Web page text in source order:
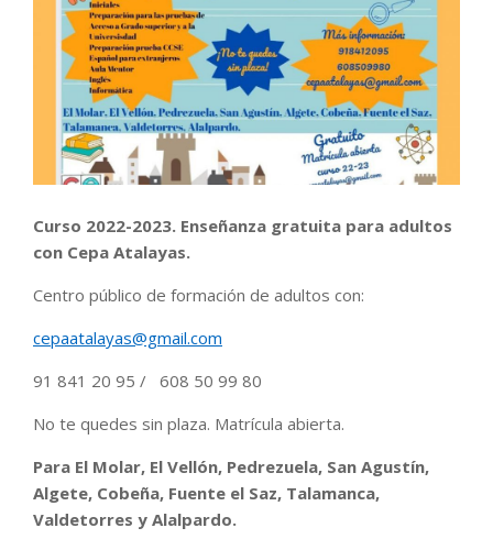
Curso 2022-2023. Enseñanza gratuita para adultos
con Cepa Atalayas.
Centro público de formación de adultos con:
cepaatalayas@gmail.com
91 841 20 95 / 608 50 99 80
No te quedes sin plaza. Matrícula abierta.
Para El Molar, El Vellón, Pedrezuela, San Agustín,
Algete, Cobeña, Fuente el Saz, Talamanca,
Valdetorres y Alalpardo.